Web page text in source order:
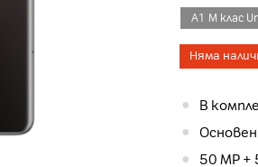
А1 М клас
Няма
В